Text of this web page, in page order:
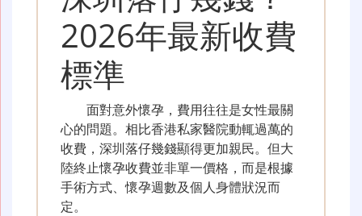
2026年最新收費
標準
面對意外懷孕，費用往往是女性最關
心的問題。相比香港私家醫院動輒過萬的
收費，深圳落仔幾錢顯得更加親民。但大
陸終止懷孕收費並非單一價格，而是根據
手術方式、懷孕週數及個人身體狀況而
定。